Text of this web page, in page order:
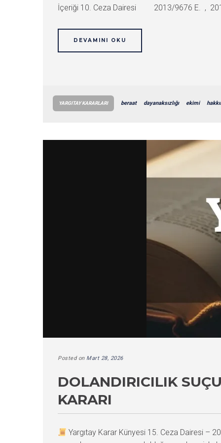
İçeriği 10. Ceza Dairesi 2013/9676 E. ,
DEVAMINI OKU
YARGITAY KARARLARI beraat dayanaksızlığı ekimi
Posted on Mart 28, 2026
DOLANDIRICILIK
KARARI
Yargıtay Karar Künyesi 15. Ceza Dairesi